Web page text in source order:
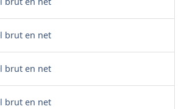
brut en net
brut en net
brut en net